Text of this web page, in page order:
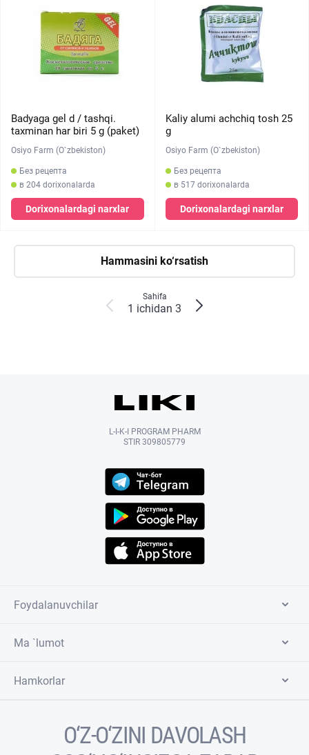
Badyaga gel d / tashqi.
taxminan har biri 5 g (paket)
Osiyo Farm (O`zbekiston)
Без рецепта
в 204 dorixonalarda
Dorixonalardagi narxlar
Kaliy alumi achchiq tosh 25
g
Osiyo Farm (O`zbekiston)
Без рецепта
в 517 dorixonalarda
Dorixonalardagi narxlar
Hammasini ko‘rsatish
Sahifa
1 ichidan 3
L-I-K-I PROGRAM PHARM
STIR 309805779
Foydalanuvchilar
Ma `lumot
Hamkorlar
O‘Z-O‘ZINI DAVOLASH